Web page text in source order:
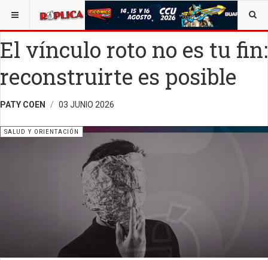
ESTÁ AQUÍ: SALUD SALUD Y ORIENTACIÓN
El vínculo roto no es tu fin:
reconstruirte es posible
PATY COEN 03 JUNIO 2026
SALUD Y ORIENTACIÓN